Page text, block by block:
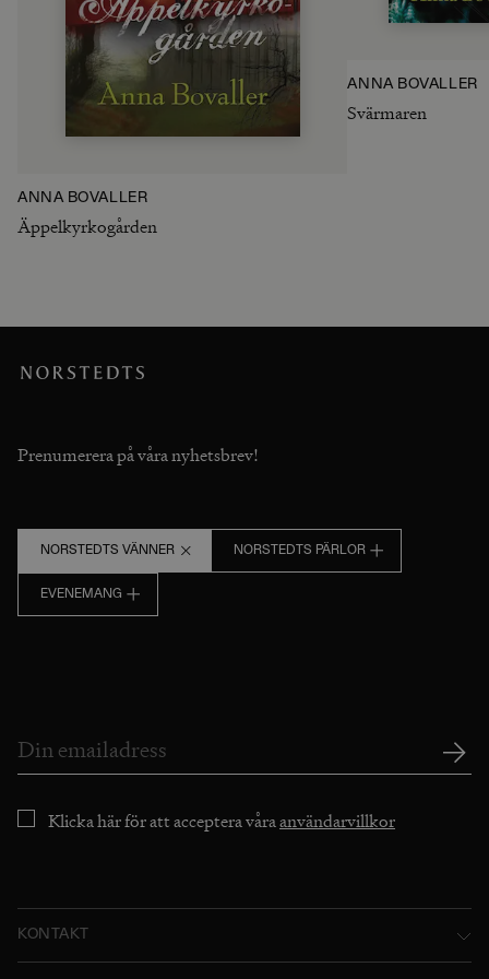
ANNA BOVALLER
Äppelkyrkogården
ANNA BOVALLER
Svärmaren
Prenumerera på våra nyhetsbrev!
NORSTEDTS VÄNNER NORSTEDTS PÄRLOR
EVENEMANG
Klicka här för att acceptera våraanvändarvillkor
KONTAKT